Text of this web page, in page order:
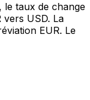
le taux de change
USD. La
EUR. Le